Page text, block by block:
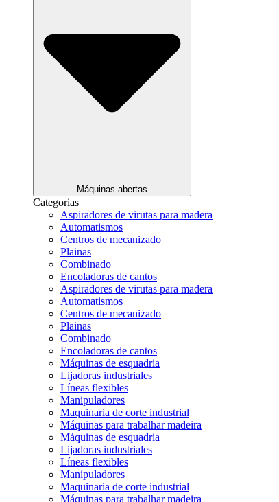
Máquinas abertas
Categorias
Aspiradores de virutas para madera
Automatismos
Centros de mecanizado
Plainas
Combinado
Encoladoras de cantos
Aspiradores de virutas para madera
Automatismos
Centros de mecanizado
Plainas
Combinado
Encoladoras de cantos
Máquinas de esquadria
Lijadoras industriales
Líneas flexibles
Manipuladores
Maquinaria de corte industrial
Máquinas para trabalhar madeira
Máquinas de esquadria
Lijadoras industriales
Líneas flexibles
Manipuladores
Maquinaria de corte industrial
Máquinas para trabalhar madeira